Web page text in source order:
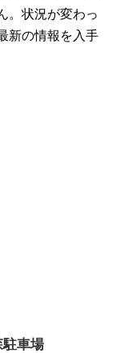
。状況が変わっ
新の情報を入手
車場